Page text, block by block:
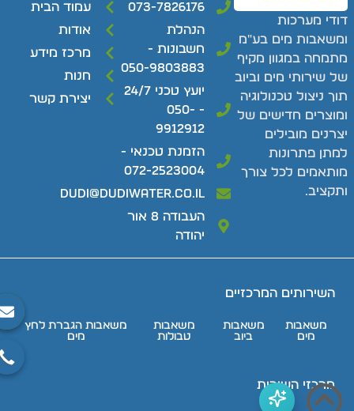
מערכות
מים בע"מ
במגוון מקיף
שירותי מים וביוב
ניצול טכנולוגיה
חדישים של
מובילים
פתרונות
לכל צורך
073-7826176
הנהלת
חשבונות -
050-9803883
יועץ טכני 24/7
- 050-
9912912
הזמנת טכנאי -
072-2523004
dudi@dudiwater.co.il
העבודה 8 אור
יהודה
עמוד הבית
אודות
מרכז מידע
חנות
יצירת קשר
השירותים המרכזיים
מרכזי השירות
משאבות
מים
משאבות
ביוב
משאבות
טבולות
משאבות הגברת לחץ
מים